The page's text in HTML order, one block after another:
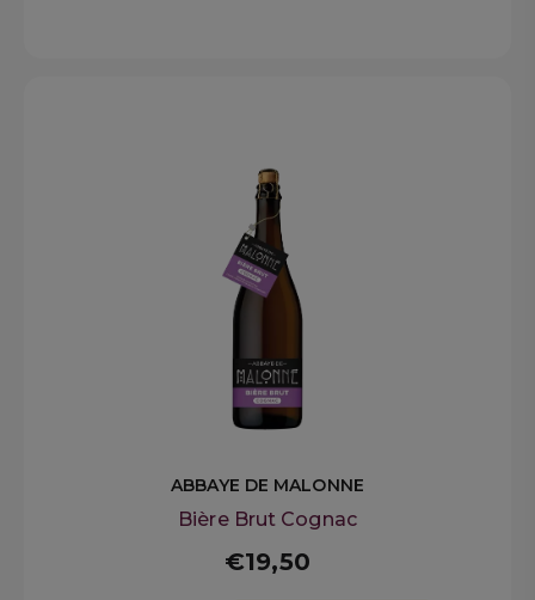
ABBAYE DE MALONNE
Bière Brut Cognac
€19,50